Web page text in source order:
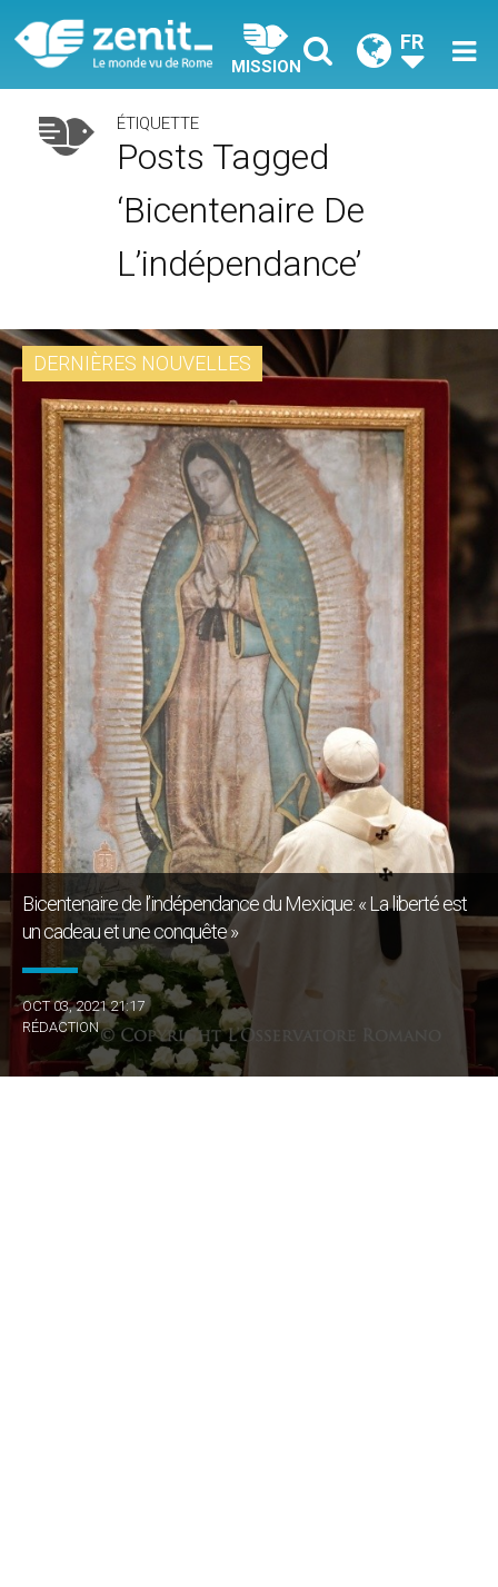
MISSION
FR
ÉTIQUETTE
Posts Tagged
‘bicentenaire De
L’indépendance’
DERNIÈRES NOUVELLES
Bicentenaire de l’indépendance du Mexique: « La liberté est
un cadeau et une conquête »
OCT 03, 2021 21:17
RÉDACTION